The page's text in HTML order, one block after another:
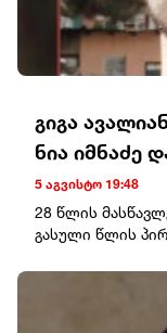
გიგა
ნია იმნაძე
დააკავეს
5 აგვისტო 19:48
28 წლის
გასული წლის
ავალიანის
მიმართ